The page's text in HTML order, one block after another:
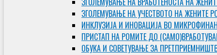
ЗГОЛЕМУВАЊЕ НА УЧЕСТВОТО НА ЖЕНИТЕ
ИНКЛУЗИЈА И ИНОВАЦИЈА ВО
ПРИСТАП НА РОМИТЕ ДО
ОБУКА И СОВЕТУВАЊЕ ЗА